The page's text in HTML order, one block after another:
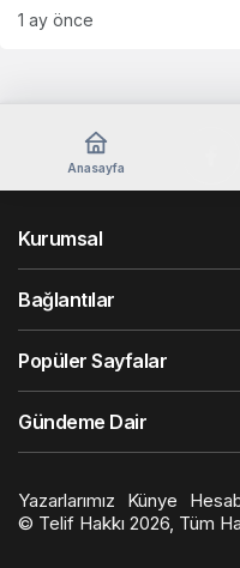
1 ay önce
Anasayfa
Kurumsal
Bağlantılar
Popüler Sayfalar
Gündeme Dair
Yazarlarımız Künye
© Telif Hakkı 2026, Tüm